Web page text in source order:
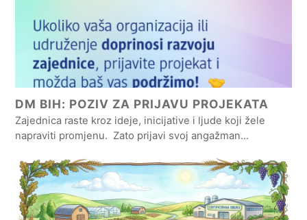
DM BIH: POZIV ZA PRIJAVU PROJEKATA
Zajednica raste kroz ideje, inicijative i ljude koji žele
napraviti promjenu. Zato prijavi svoj angažman…